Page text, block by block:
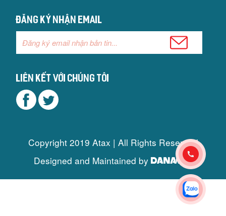
Đăng ký nhận email
Liên kết với chúng tôi
Copyright 2019 Atax | All Rights Reserved
Designed and Maintained by